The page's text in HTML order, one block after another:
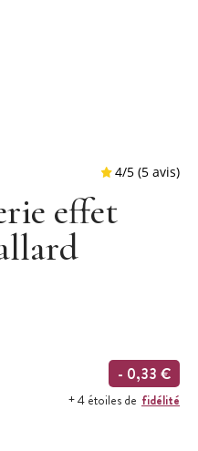
effet
- 0,33 €
+ 4 étoiles de fidélité